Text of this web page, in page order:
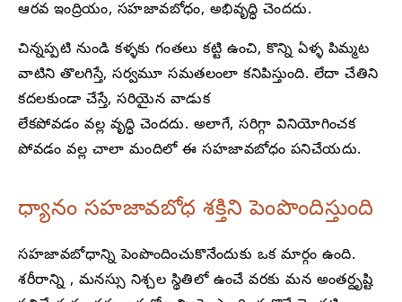
ఆరవ ఇంద్రియం, సహజావబోధం, అభివృద్ధి చెందదు.
చిన్నప్పటి నుండి కళ్ళకు గంతలు కట్టి ఉంచి, కొన్ని ఏళ్ళ పిమ్మట
వాటిని తొలగిస్తే, సర్వమూ సమతలంలా కనిపిస్తుంది. లేదా చేతిని
కదలకుండా చేస్తే, సరియైన వాడుక
లేకపోవడం వల్ల వృద్ధి చెందదు. అలాగే, సరిగ్గా వినియోగించక
పోవడం వల్ల చాలా మందిలో ఈ సహజావబోధం పనిచేయదు.
ధ్యానం సహజావబోధ శక్తిని పెంపొందిస్తుంది
సహజావబోధాన్ని పెంపొందించుకొనేందుకు ఒక మార్గం ఉంది.
శరీరాన్ని , మనస్సు నిశ్చల స్థితిలో ఉంచే వరకు మన అంతర్దృష్టి